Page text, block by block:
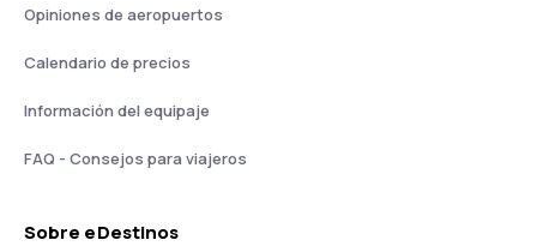
Opiniones de aeropuertos
Calendario de precios
Información del equipaje
FAQ - Consejos para viajeros
Sobre eDestinos